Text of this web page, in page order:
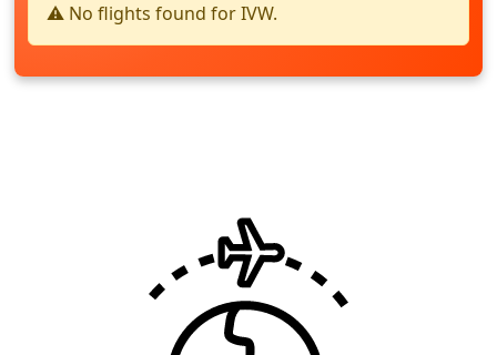
⚠️ No flights found for IVW.